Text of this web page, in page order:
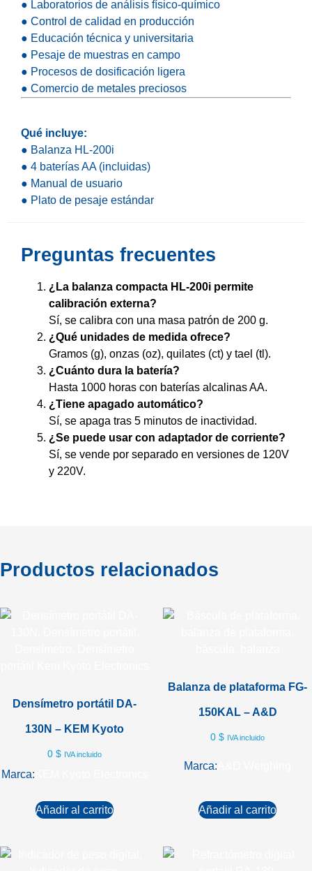
● Laboratorios de análisis físico-químico
● Control de calidad en producción
● Educación técnica y universitaria
● Pesaje de muestras en campo
● Procesos de dosificación ligera
● Comercio de metales preciosos
Qué incluye:
● Balanza HL-200i
● 4 baterías AA (incluidas)
● Manual de usuario
● Plato de pesaje estándar
Preguntas frecuentes
¿La balanza compacta HL-200i permite
calibración externa?
Sí, se calibra con una masa patrón de 200 g.
¿Qué unidades de medida ofrece?
Gramos (g), onzas (oz), quilates (ct) y tael (tl).
¿Cuánto dura la batería?
Hasta 1000 horas con baterías alcalinas AA.
¿Tiene apagado automático?
Sí, se apaga tras 5 minutos de inactividad.
¿Se puede usar con adaptador de corriente?
Sí, se vende por separado en versiones de 120V
y 220V.
Productos relacionados
Densímetro portátil DA-
130N – KEM Kyoto
0 $ IVA incluido
Marca:
Añadir al carrito
Balanza de plataforma FG-
150KAL – A&D
0 $ IVA incluido
Marca:
Añadir al carrito